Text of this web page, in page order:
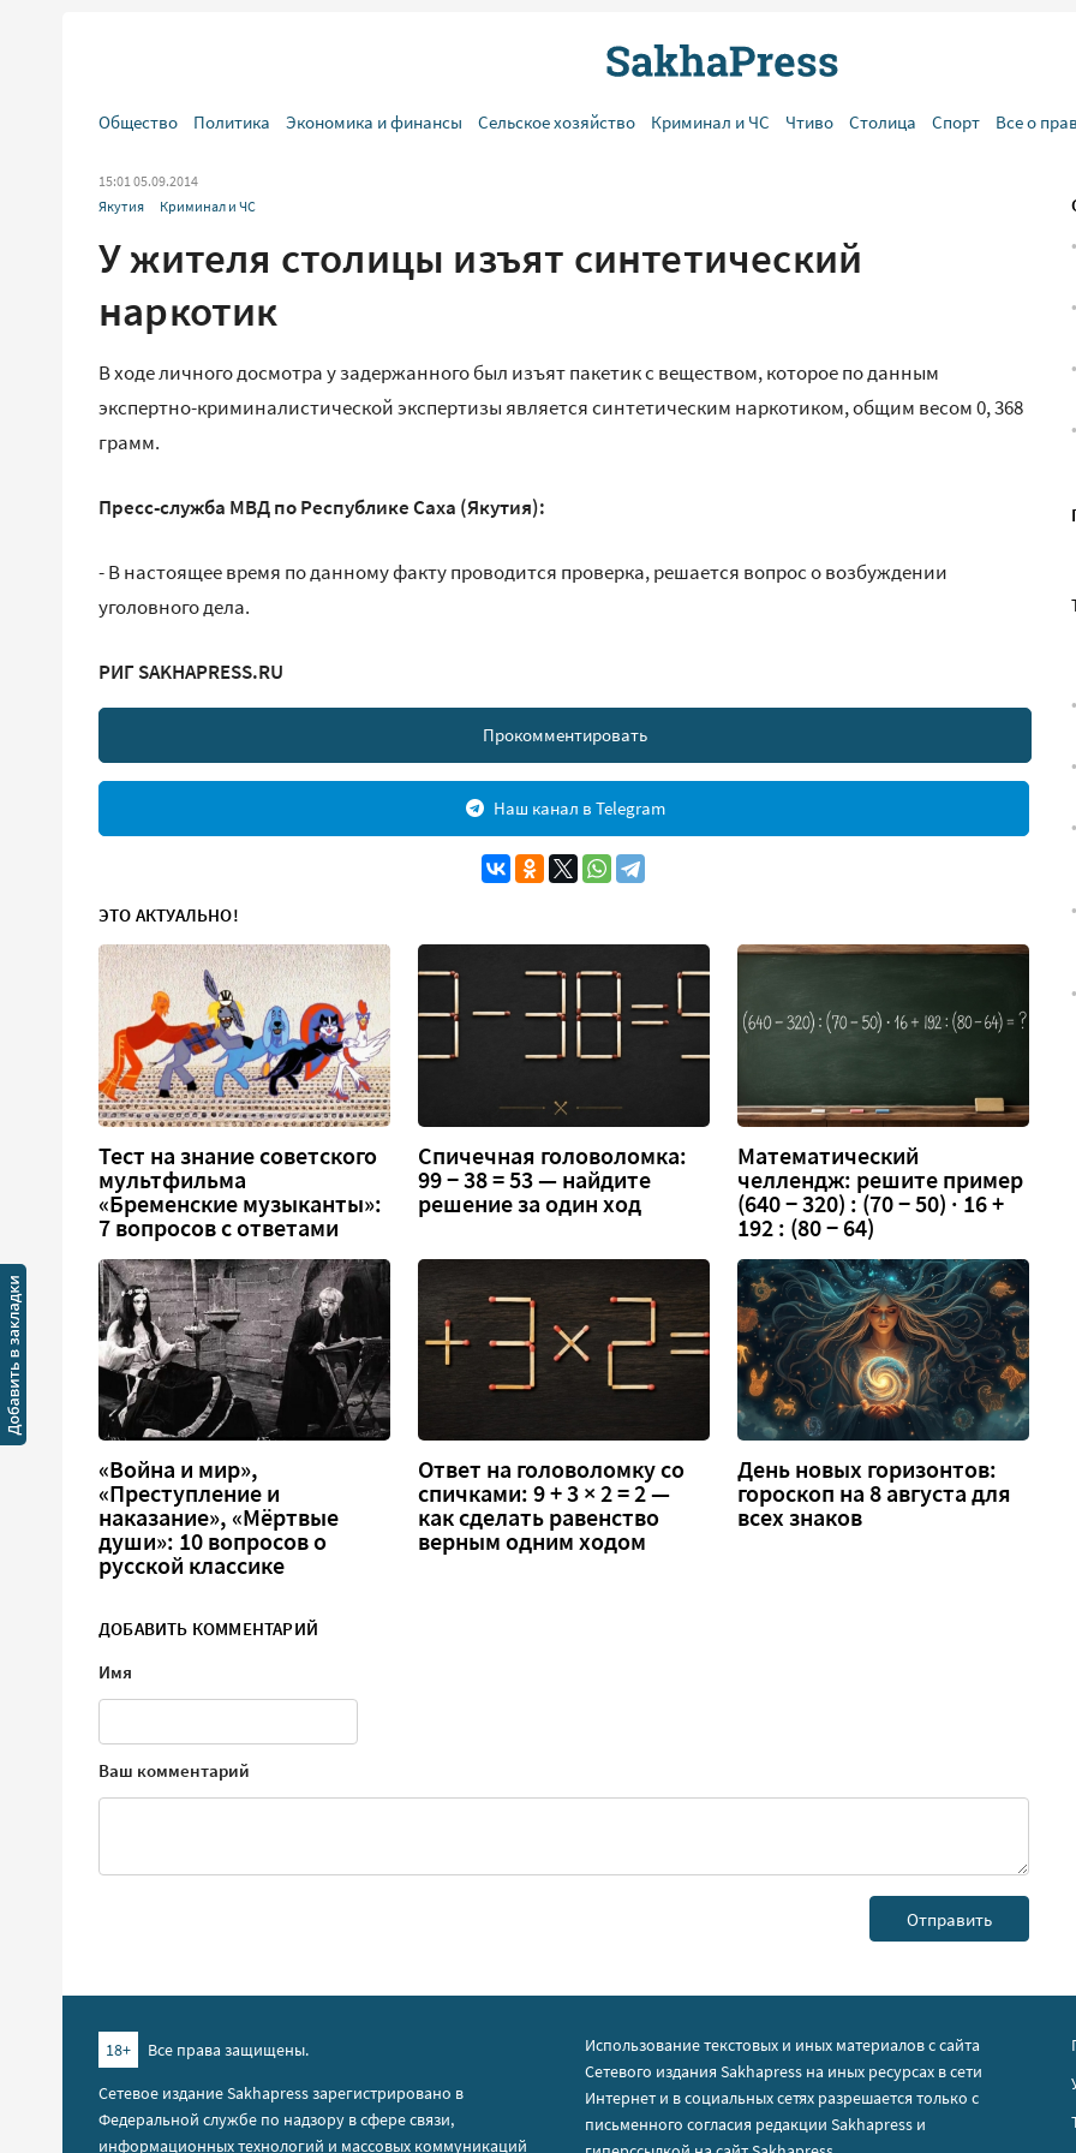
Общество Политика Экономика и финансы Сельское хозяйство Криминал и ЧС Чтиво Столица Спорт Все о
15:01 05.09.2014
Якутия
Криминал и ЧС
У жителя столицы изъят синтетический
наркотик
В ходе личного досмотра у задержанного был изъят пакетик с веществом, которое по данным
экспертно-криминалистической экспертизы является синтетическим наркотиком, общим весом 0, 368
грамм.
Пресс-служба МВД по Республике Саха (Якутия):
- В настоящее время по данному факту проводится проверка, решается вопрос о возбуждении
уголовного дела.
РИГ SAKHAPRESS.RU
Прокомментировать
Наш канал в Telegram
ЭТО АКТУАЛЬНО!
Тест на знание советского
мультфильма
«Бременские музыканты»:
7 вопросов с ответами
Спичечная головоломка:
99 − 38 = 53 — найдите
решение за один ход
Математический
челлендж: решите пример
(640 − 320) : (70 − 50) · 16 +
192 : (80 − 64)
«Война и мир»,
«Преступление и
наказание», «Мёртвые
души»: 10 вопросов о
русской классике
Ответ на головоломку со
спичками: 9 + 3 × 2 = 2 —
как сделать равенство
верным одним ходом
День новых горизонтов:
гороскоп на 8 августа для
всех знаков
ДОБАВИТЬ КОММЕНТАРИЙ
Имя
Ваш комментарий
18+
Все права защищены.
Сетевое издание Sakhapress зарегистрировано в
Федеральной службе по надзору в сфере связи,
информационных технологий и массовых коммуникаций
Использование текстовых и иных материалов с сайта
Сетевого издания Sakhapress на иных ресурсах в сети
Интернет и в социальных сетях разрешается только с
письменного согласия редакции Sakhapress и